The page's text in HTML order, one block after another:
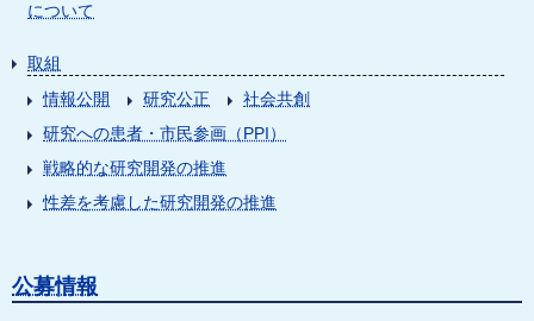
について
取組
情報公開
研究公正
社会共創
研究への患者・市民参画（PPI）
戦略的な研究開発の推進
性差を考慮した研究開発の推進
公募情報